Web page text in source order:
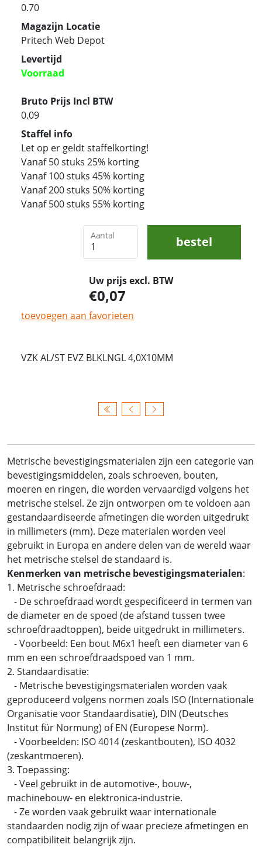
0.70
Magazijn Locatie
Pritech Web Depot
Levertijd
Voorraad
Bruto Prijs Incl BTW
0.09
Staffel info
Let op er geldt staffelkorting!
Vanaf 50 stuks 25% korting
Vanaf 100 stuks 45% korting
Vanaf 200 stuks 50% korting
Vanaf 500 stuks 55% korting
Aantal bestel
Uw prijs excl. BTW
0,07
toevoegen aan favorieten
VZK AL/ST EVZ BLKLNGL 4,0X10MM
Metrische bevestigingsmaterialen zijn een categorie van
bevestigingsmiddelen, zoals schroeven, bouten,
moeren en ringen, die worden vervaardigd volgens het
metrische stelsel. Ze zijn ontworpen om te voldoen aan
gestandaardiseerde afmetingen die worden uitgedrukt
in millimeters (mm). Deze materialen worden veel
gebruikt in Europa en andere delen van de wereld waar
het metrische stelsel de standaard is.
Kenmerken van metrische bevestigingsmaterialen:
1. Metrische schroefdraad:
- De schroefdraad wordt gespecificeerd in termen van
de diameter en de spoed (de afstand tussen twee
schroefdraadtoppen), beide uitgedrukt in millimeters.
- Voorbeeld: Een bout M6x1 heeft een diameter van 6
mm en een schroefdraadspoed van 1 mm.
2. Standaardisatie:
- Metrische bevestigingsmaterialen worden vaak
geproduceerd volgens normen zoals ISO (Internationale
Organisatie voor Standaardisatie), DIN (Deutsches
Institut für Normung) of EN (Europese Norm).
- Voorbeelden: ISO 4014 (zeskantbouten), ISO 4032
(zeskantmoeren).
3. Toepassing:
- Veel gebruikt in de automotive-, bouw-,
machinebouw- en elektronica-industrie.
- Ze worden vaak gebruikt waar internationale
standaarden nodig zijn of waar precieze afmetingen en
compatibiliteit belangrijk zijn.